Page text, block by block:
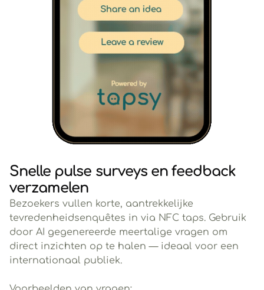
Snelle pulse surveys en feedback
verzamelen
Bezoekers vullen korte, aantrekkelijke
tevredenheidsenquêtes in via NFC taps. Gebruik
door AI gegenereerde meertalige vragen om
direct inzichten op te halen — ideaal voor een
internationaal publiek.